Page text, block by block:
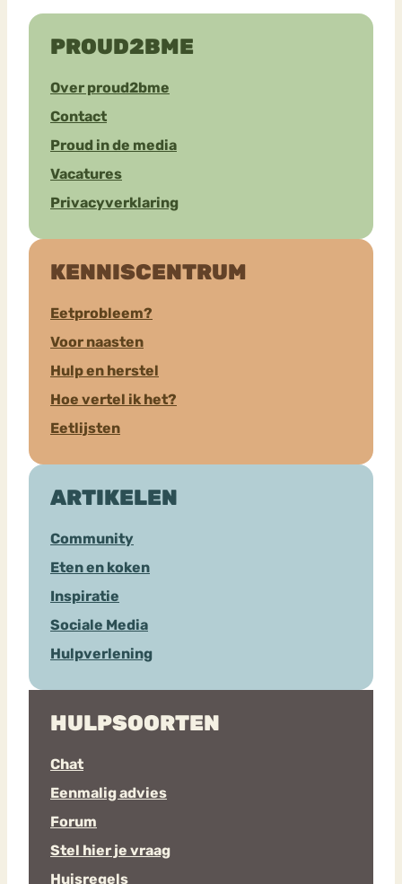
PROUD2BME
Over proud2bme
Contact
Proud in de media
Vacatures
Privacyverklaring
KENNISCENTRUM
Eetprobleem?
Voor naasten
Hulp en herstel
Hoe vertel ik het?
Eetlijsten
ARTIKELEN
Community
Eten en koken
Inspiratie
Sociale Media
Hulpverlening
HULPSOORTEN
Chat
Eenmalig advies
Forum
Stel hier je vraag
Huisregels